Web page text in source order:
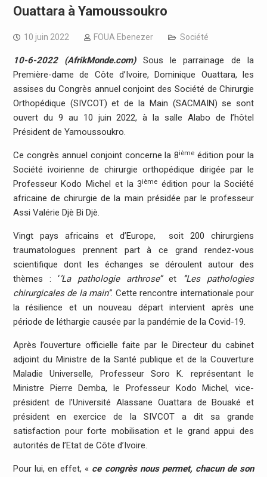
Ouattara à Yamoussoukro
10 juin 2022 FOUA Ebenezer Société
10-6-2022 (AfrikMonde.com)Sous le parrainage de la
Première-dame de Côte d’Ivoire, Dominique Ouattara, les
assises du Congrès annuel conjoint des Société de Chirurgie
Orthopédique (SIVCOT) et de la Main (SACMAIN) se sont
ouvert du 9 au 10 juin 2022, à la salle Alabo de l’hôtel
Président de Yamoussoukro.
Ce congrès annuel conjoint concerne la 8ième édition pour la
Société ivoirienne de chirurgie orthopédique dirigée par le
Professeur Kodo Michel et la 3ième édition pour la Société
africaine de chirurgie de la main présidée par le professeur
Assi Valérie Djè Bi Djè.
Vingt pays africains et d’Europe, soit 200 chirurgiens
traumatologues prennent part à ce grand rendez-vous
scientifique dont les échanges se déroulent autour des
thèmes : ‘’La pathologie arthrose’’et ‘’Les pathologies
chirurgicales de la main’’. Cette rencontre internationale pour
la résilience et un nouveau départ intervient après une
période de léthargie causée par la pandémie de la Covid-19.
Après l’ouverture officielle faite par le Directeur du cabinet
adjoint du Ministre de la Santé publique et de la Couverture
Maladie Universelle, Professeur Soro K. représentant le
Ministre Pierre Demba, le Professeur Kodo Michel, vice-
président de l’Université Alassane Ouattara de Bouaké et
président en exercice de la SIVCOT a dit sa grande
satisfaction pour forte mobilisation et le grand appui des
autorités de l’Etat de Côte d’Ivoire.
Pour lui, en effet, « ce congrès nous permet, chacun de son